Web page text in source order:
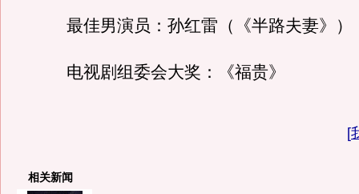
最佳男演员：孙红雷（《半路夫妻》）
电视剧组委会大奖：《福贵》
[
相关新闻